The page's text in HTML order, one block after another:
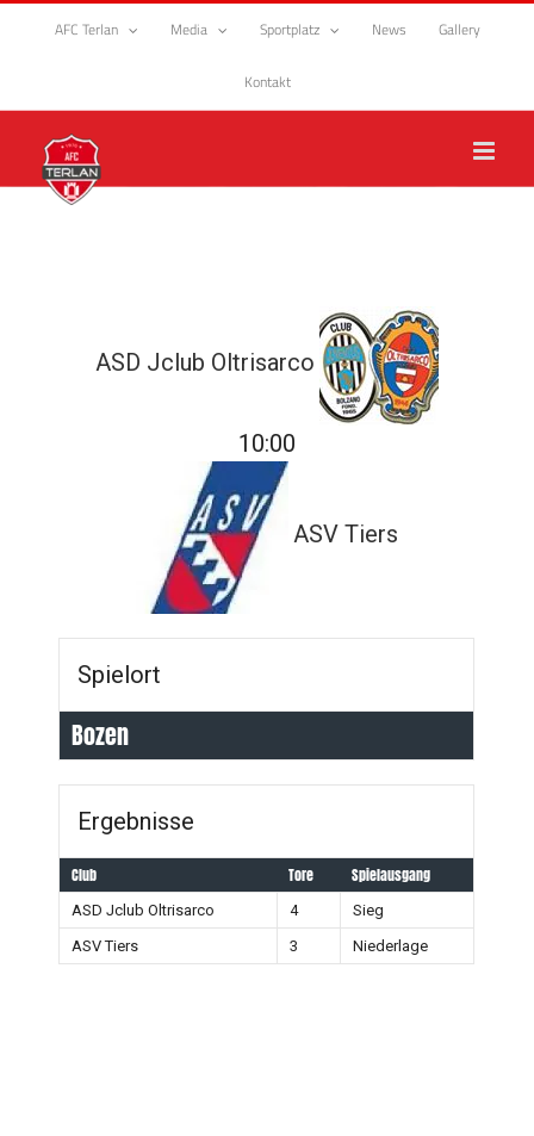
Zum
AFC Terlan Media Sportplatz News Gallery
Kontakt
ASD Jclub Oltrisarco
10:00
ASV Tiers
Spielort
Bozen
Ergebnisse
Club Tore Spielausgang
ASD Jclub Oltrisarco 4
Sieg
ASV Tiers
3 Niederlage